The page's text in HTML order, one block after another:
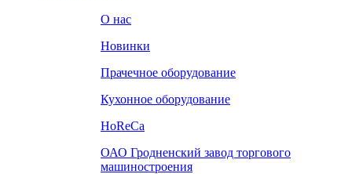
О нас
Новинки
Прачечное оборудование
Кухонное оборудование
HoReCa
ОАО Гродненский завод торгового
машиностроения